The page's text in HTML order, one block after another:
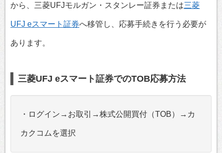
から、三菱UFJモルガン・スタンレー証券または三菱
UFJ eスマート証券へ移管し、応募手続きを行う必要が
あります。
三菱UFJ eスマート証券でのTOB応募方法
・ログイン→お取引→株式公開買付（TOB）→カ
カクコムを選択